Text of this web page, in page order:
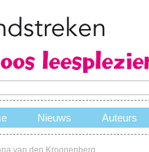
van den Kroonenberg
Nieuws Auteurs